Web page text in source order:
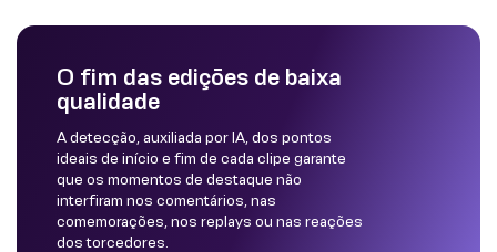
O fim das edições de baixa
qualidade
A detecção, auxiliada por IA, dos pontos
ideais de início e fim de cada clipe garante
que os momentos de destaque não
interfiram nos comentários, nas
comemorações, nos replays ou nas reações
dos torcedores.